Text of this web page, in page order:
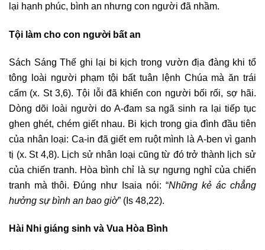
lại hạnh phúc, bình an nhưng con người đã nhầm.
Tội làm cho con người bất an
Sách Sáng Thế ghi lại bi kịch trong vườn địa đàng khi tổ
tông loài người phạm tội bất tuân lệnh Chúa mà ăn trái
cấm (x. St 3,6). Tội lỗi đã khiến con người bối rối, sợ hãi.
Dòng dõi loài người do A-đam sa ngã sinh ra lại tiếp tục
ghen ghét, chém giết nhau. Bi kịch trong gia đình đầu tiên
của nhân loại: Ca-in đã giết em ruột mình là A-ben vì ganh
tị (x. St 4,8). Lịch sử nhân loại cũng từ đó trở thành lịch sử
của chiến tranh. Hòa bình chỉ là sự ngưng nghỉ của chiến
tranh mà thôi. Đúng như Isaia nói: “Những kẻ ác chẳng
hưởng sự bình an bao giờ” (Is 48,22).
Hài Nhi giáng sinh và Vua Hòa Bình